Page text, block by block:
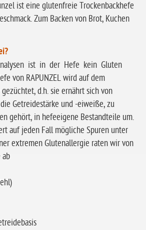
ist eine glutenfreie Trockenbackhefe
Zum Backen von Brot, Kuchen
ist in der Hefe kein Gluten
von RAPUNZEL wird auf dem
d.h. sie ernährt sich von
Getreidestärke und -eiweiße, zu
gehört, in hefeeigene Bestandteile um.
auf jeden Fall mögliche Spuren unter
extremen Glutenallergie raten wir von
ab